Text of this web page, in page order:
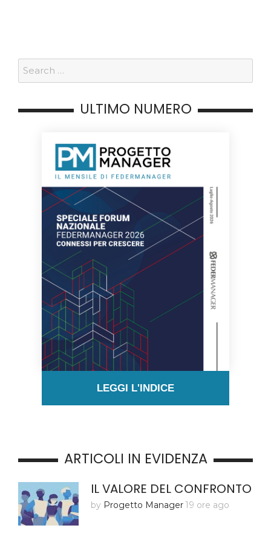
ULTIMO NUMERO
LEGGI L'INDICE
ARTICOLI IN EVIDENZA
IL VALORE DEL CONFRONTO
by Progetto Manager 19 ore ago